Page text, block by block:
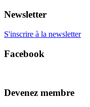
Newsletter
S'inscrire à la newsletter
Facebook
Devenez membre